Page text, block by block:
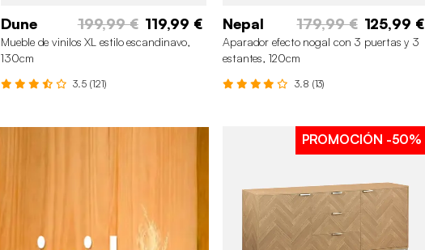
Dune 199,99 € 119,99 €
Mueble de vinilos XL estilo escandinavo,
130cm
3.5 (121)
Nepal 179,99 € 125,99 €
Aparador efecto nogal con 3 puertas y 3
estantes, 120cm
3.8 (13)
PROMOCIÓN -50%